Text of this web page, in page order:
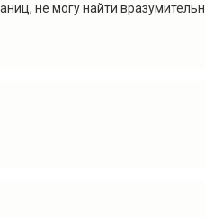
не могу найти